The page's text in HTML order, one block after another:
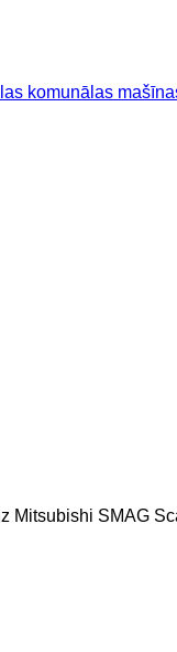
komunālas
Mitsubishi SMAG